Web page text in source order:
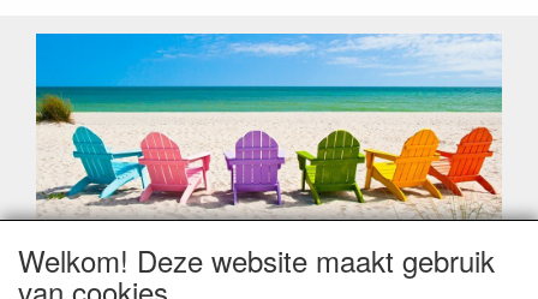
Geachte klant,
Zoals elk jaar zorgt de verlofperiode, naast een hoop
Welkom! Deze website maakt gebruik